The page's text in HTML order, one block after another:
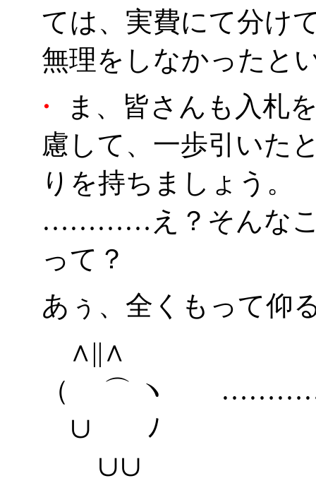
ては、実費にて分け
無理をしなかったと
・
ま、皆さんも入札
慮して、一歩引いた
りを持ちましょう。
…………え？そんなこ
って？
あぅ、全くもって仰
∧||∧
（ ⌒ ヽ …………
∪ ﾉ
∪∪